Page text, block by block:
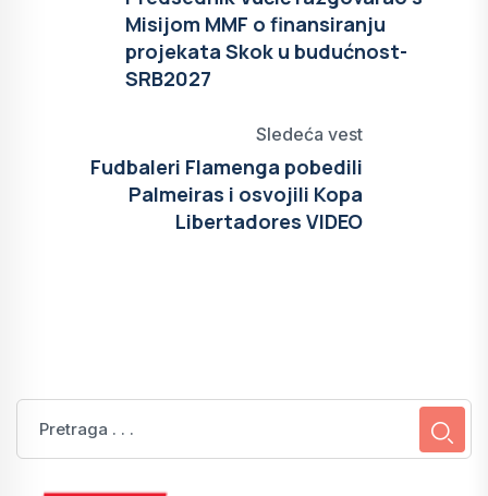
Misijom MMF o finansiranju
projekata Skok u budućnost-
SRB2027
Sledeća vest
Fudbaleri Flamenga pobedili
Palmeiras i osvojili Kopa
Libertadores VIDEO